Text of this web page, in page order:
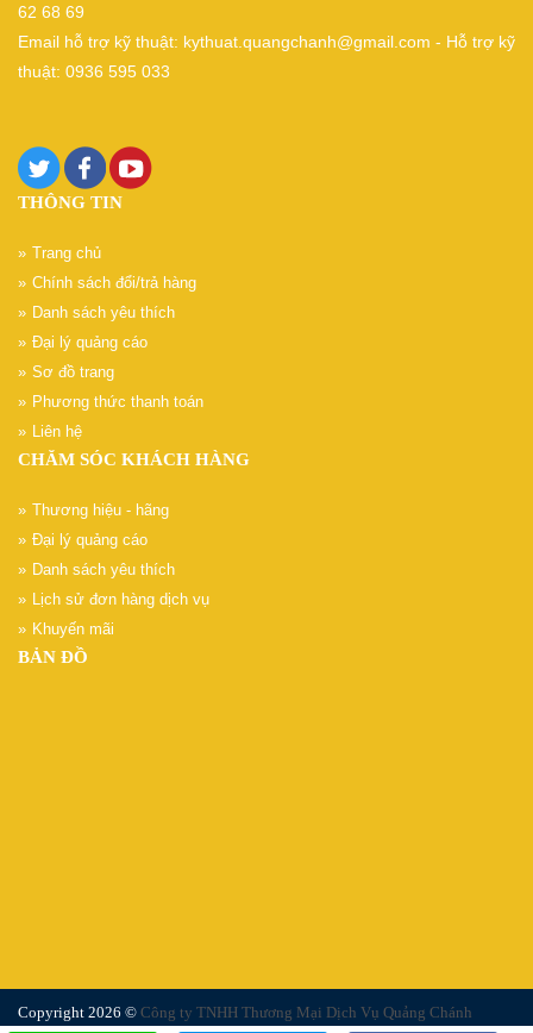
62 68 69
Email hỗ trợ kỹ thuật: kythuat.quangchanh@gmail.com - Hỗ trợ kỹ
thuật: 0936 595 033
THÔNG TIN
Trang chủ
Chính sách đổi/trả hàng
Danh sách yêu thích
Đại lý quảng cáo
Sơ đồ trang
Phương thức thanh toán
Liên hệ
CHĂM SÓC KHÁCH HÀNG
Thương hiệu - hãng
Đại lý quảng cáo
Danh sách yêu thích
Lịch sử đơn hàng dịch vụ
Khuyến mãi
BẢN ĐỒ
Copyright 2026 © Công ty TNHH Thương Mại Dịch Vụ Quảng Chánh